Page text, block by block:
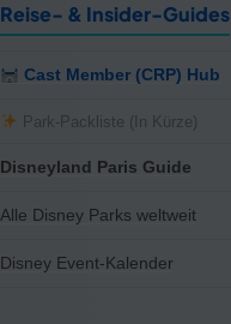
Reise- & Insider-Guides
Cast Member (CRP) Hub
Park-Packliste (In Kürze)
Disneyland Paris Guide
Alle Disney Parks weltweit
Disney Event-Kalender